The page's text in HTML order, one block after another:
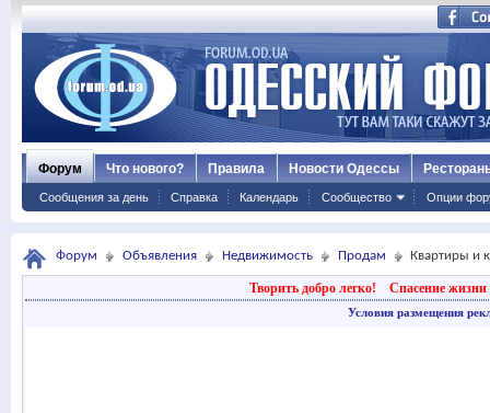
Форум
Сообщения за день Справка Календарь Сообщество Опции
Что нового? Правила Новости Одессы
Форум Объявления Недвижимость Продам Квартиры и
Творить добро легко! Спасение жизни
Условия размещения